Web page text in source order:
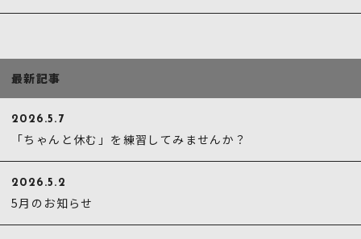
最新記事
2026.5.7
「ちゃんと休む」を練習してみませんか？
2026.5.2
5月のお知らせ